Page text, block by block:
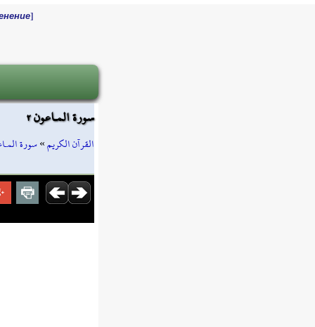
]
سورة المـاعون ٢
القرآن الكريم»سورة